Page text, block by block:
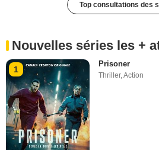
Top consultations des
Nouvelles séries les +
1
Prisoner
Thriller,Action